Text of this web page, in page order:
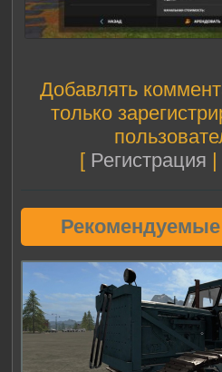
Добавлять
только
[ Регистрация |